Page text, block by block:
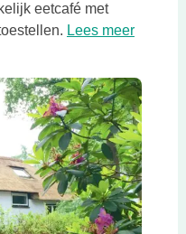
eetcafé met
Lees meer
opent in een nieuwe tab